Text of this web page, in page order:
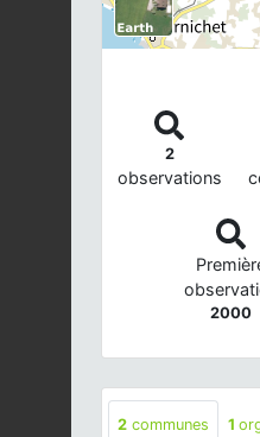
2
observations
2000
2 communes 1